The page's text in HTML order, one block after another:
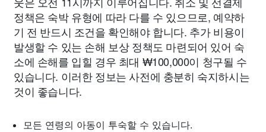
정책은 숙박 유형에 따라 다를 수 있으므로, 예약하
기 전 반드시 조건을 확인해야 합니다. 추가 비용이
발생할 수 있는 손해 보상 정책도 마련되어 있어 숙
소에 손해를 입힐 경우 최대 ₩100,000이 청구될 수
있습니다. 이러한 정보는 사전에 충분히 숙지하시는
것이 좋습니다.
모든 연령의 아동이 투숙할 수 있습니다.